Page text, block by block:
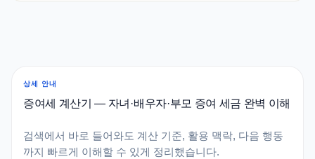
상세 안내
증여세 계산기 — 자녀·배우자·부모 증여 세금 완벽 이해
검색에서 바로 들어와도 계산 기준, 활용 맥락, 다음 행동
까지 빠르게 이해할 수 있게 정리했습니다.